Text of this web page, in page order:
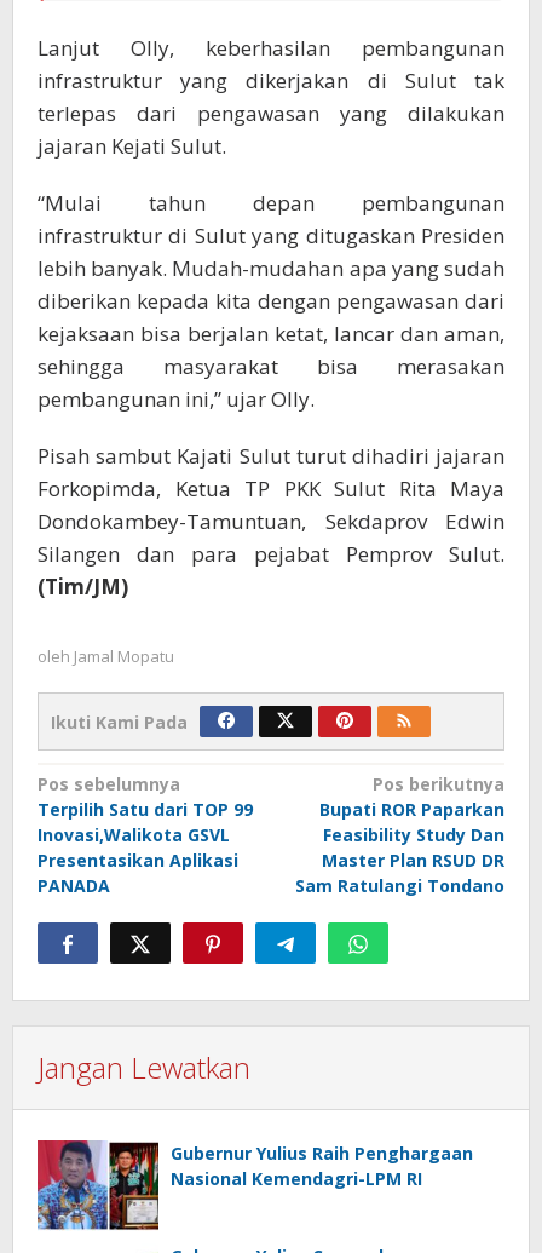
Lanjut Olly, keberhasilan pembangunan
infrastruktur yang dikerjakan di Sulut tak
terlepas dari pengawasan yang dilakukan
jajaran Kejati Sulut.
“Mulai tahun depan pembangunan
infrastruktur di Sulut yang ditugaskan Presiden
lebih banyak. Mudah-mudahan apa yang sudah
diberikan kepada kita dengan pengawasan dari
kejaksaan bisa berjalan ketat, lancar dan aman,
sehingga masyarakat bisa merasakan
pembangunan ini,” ujar Olly.
Pisah sambut Kajati Sulut turut dihadiri jajaran
Forkopimda, Ketua TP PKK Sulut Rita Maya
Dondokambey-Tamuntuan, Sekdaprov Edwin
Silangen dan para pejabat Pemprov Sulut.
(Tim/JM)
oleh Jamal Mopatu
Ikuti Kami Pada
Navigasi
pos
Pos sebelumnya
Terpilih Satu dari TOP 99
Inovasi,Walikota GSVL
Presentasikan Aplikasi
PANADA
Pos berikutnya
Bupati ROR Paparkan
Feasibility Study Dan
Master Plan RSUD DR
Sam Ratulangi Tondano
Jangan Lewatkan
Gubernur Yulius Raih Penghargaan
Nasional Kemendagri-LPM RI